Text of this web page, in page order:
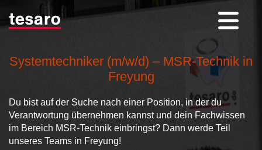
Systemtechniker (m/w/d) – MSR-Technik in
Freyung
Du bist auf der Suche nach einer Position, in der du
Verantwortung übernehmen kannst und dein Fachwissen
im Bereich MSR-Technik einbringst? Dann werde Teil
unseres Teams in Freyung!